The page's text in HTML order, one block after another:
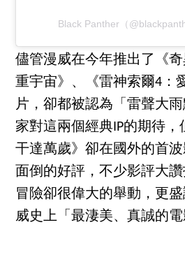
Black Panther（
儘管漫威在今年推出了《
重宇宙》、《雷神索爾4：
片，卻都被認為「雷聲大
家對這兩個經典IP的期待，
干達萬歲》卻在國外的首
面倒的好評，不少影評大
冒險卻很偉大的舉動，更
威史上「最淒美、真誠的電